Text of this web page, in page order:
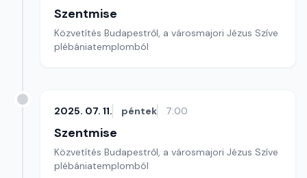
Szentmise
Közvetítés Budapestről, a városmajori Jézus Szíve
plébániatemplomból
2025. 07. 11. péntek 7:00
Szentmise
Közvetítés Budapestről, a városmajori Jézus Szíve
plébániatemplomból